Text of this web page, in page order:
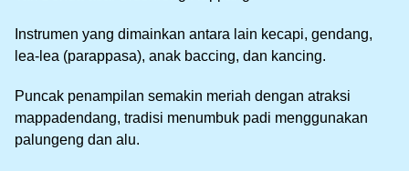
Instrumen yang dimainkan antara lain kecapi, gendang,
lea-lea (parappasa), anak baccing, dan kancing.
Puncak penampilan semakin meriah dengan atraksi
mappadendang, tradisi menumbuk padi menggunakan
palungeng dan alu.